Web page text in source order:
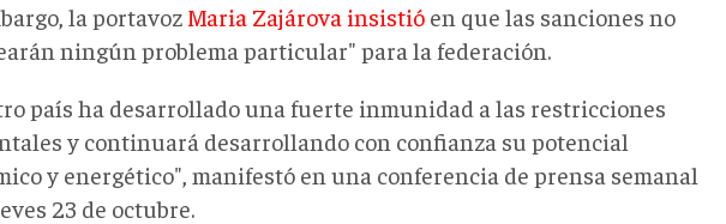
la portavoz Maria Zajárova insistió en que las sanciones no
ningún problema particular" para la federación.
país ha desarrollado una fuerte inmunidad a las restricciones
y continuará desarrollando con confianza su potencial
y energético", manifestó en una conferencia de prensa semanal
23 de octubre.